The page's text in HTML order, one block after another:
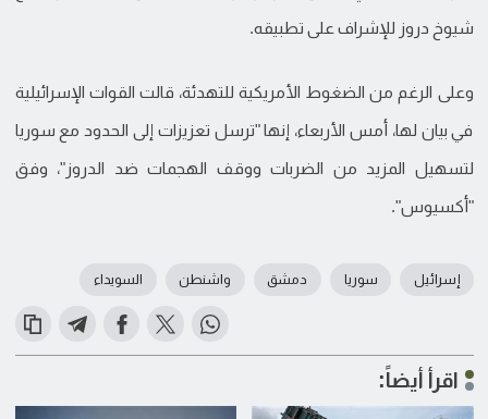
شيوخ دروز للإشراف على تطبيقه.
وعلى الرغم من الضغوط الأمريكية للتهدئة، قالت القوات الإسرائيلية
في بيان لها، أمس الأربعاء، إنها "ترسل تعزيزات إلى الحدود مع سوريا
لتسهيل المزيد من الضربات ووقف الهجمات ضد الدروز"، وفق
"أكسيوس".
إسرائيل سوريا دمشق واشنطن السويداء
اقرأ أيضاً: